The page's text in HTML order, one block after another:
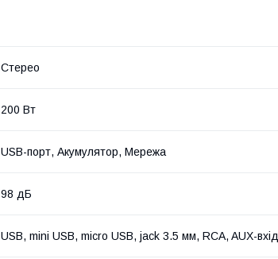
Стерео
200 Вт
USB-порт, Акумулятор, Мережа
98 дБ
USB, mini USB, micro USB, jack 3.5 мм, RCA, AUX-вхід